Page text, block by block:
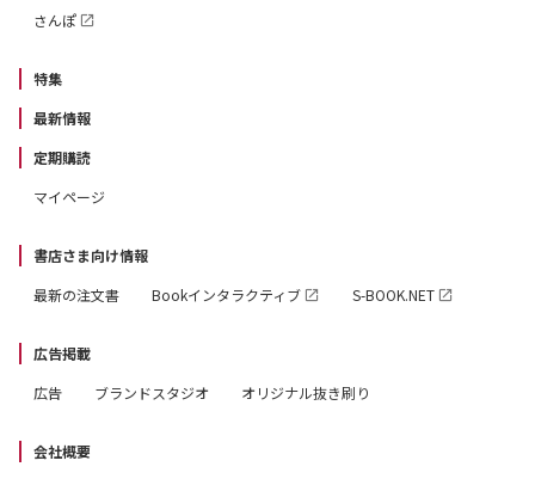
さんぽ
特集
最新情報
定期購読
マイページ
書店さま向け情報
最新の注文書
Bookインタラクティブ S-BOOK.NET
広告掲載
広告
ブランドスタジオ オリジナル抜き刷り
会社概要